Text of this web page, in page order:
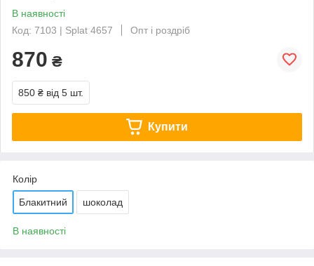
В наявності
Код: 7103 | Splat 4657
Опт і роздріб
870 ₴
850 ₴ від 5 шт.
Купити
Колір
Блакитний шоколад
В наявності